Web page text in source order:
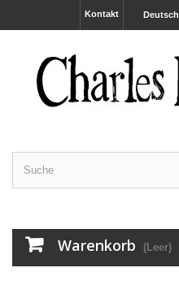
Deutsch
Kontakt
Warenkorb (Leer)